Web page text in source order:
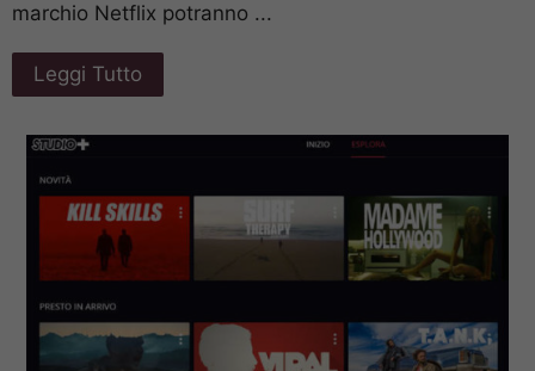
marchio Netflix potranno ...
Leggi Tutto